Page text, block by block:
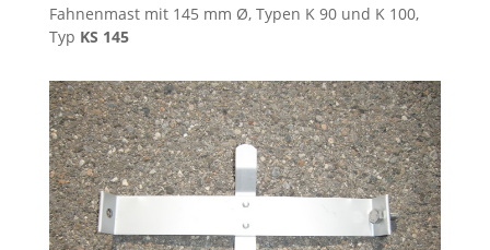
Fahnenmast mit 145 mm Ø, Typen K 90 und K 100,
Typ KS 145